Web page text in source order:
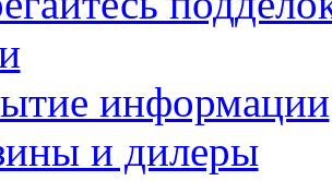
информации
и дилеры